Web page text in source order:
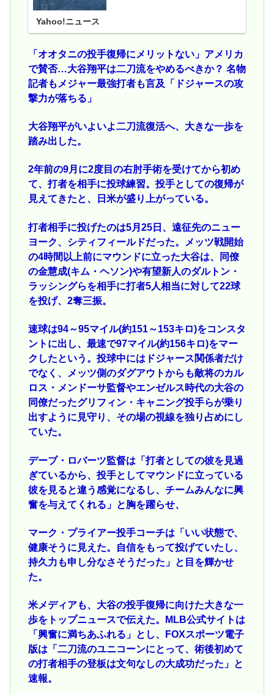
Yahoo!ニュース
「オオタニの投手復帰にメリットない」アメリカ
で賛否…大谷翔平は二刀流をやめるべきか？ 名物
記者もメジャー最強打者も言及「ドジャースの攻
撃力が落ちる」
大谷翔平がいよいよ二刀流復活へ、大きな一歩を
踏み出した。
2年前の9月に2度目の右肘手術を受けてから初め
て、打者を相手に投球練習。投手としての復帰が
見えてきたと、日米が盛り上がっている。
打者相手に投げたのは5月25日、遠征先のニュー
ヨーク、シティフィールドだった。メッツ戦開始
の4時間以上前にマウンドに立った大谷は、同僚
の金慧成(キム・ヘソン)や有望新人のダルトン・
ラッシングらを相手に打者5人相当に対して22球
を投げ、2奪三振。
速球は94～95マイル(約151～153キロ)をコンスタ
ントに出し、最速で97マイル(約156キロ)をマー
クしたという。投球中にはドジャース関係者だけ
でなく、メッツ側のダグアウトからも敵将のカル
ロス・メンドーサ監督やエンゼルス時代の大谷の
同僚だったグリフィン・キャニング投手らが乗り
出すように見守り、その場の視線を独り占めにし
ていた。
デーブ・ロバーツ監督は「打者としての彼を見過
ぎているから、投手としてマウンドに立っている
彼を見ると違う感覚になるし、チームみんなに興
奮を与えてくれる」と胸を躍らせ、
マーク・プライアー投手コーチは「いい状態で、
健康そうに見えた。自信をもって投げていたし、
持久力も申し分なさそうだった」と目を輝かせ
た。
米メディアも、大谷の投手復帰に向けた大きな一
歩をトップニュースで伝えた。MLB公式サイトは
「興奮に満ちあふれる」とし、FOXスポーツ電子
版は「二刀流のユニコーンにとって、術後初めて
の打者相手の登板は文句なしの大成功だった」と
速報。